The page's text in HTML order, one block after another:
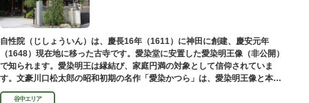
自性院（じしょういん）は、慶長16年（1611）に神田に創建、慶安元年
（1648）現在地に移った古寺です。愛染堂に安置した愛染明王像（非公開）
で知られます。愛染明王は縁結び、家庭円満の対象として信仰されていま
す。文豪川口松太郎の昭和初期の名作「愛染かつら」は、愛染明王像と本堂
前にあった桂の古木にヒントを得た作品だといわれます。
谷中エリア